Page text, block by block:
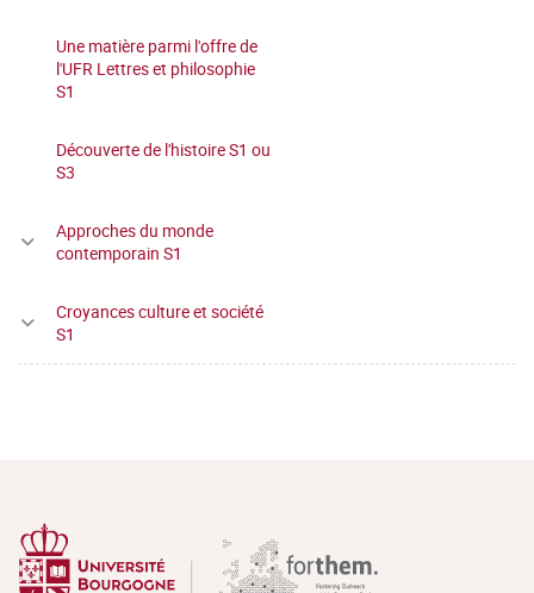
Une matière parmi l'offre de
l'UFR Lettres et philosophie
S1
Découverte de l'histoire S1 ou
S3
Approches du monde
contemporain S1
Croyances culture et société
S1